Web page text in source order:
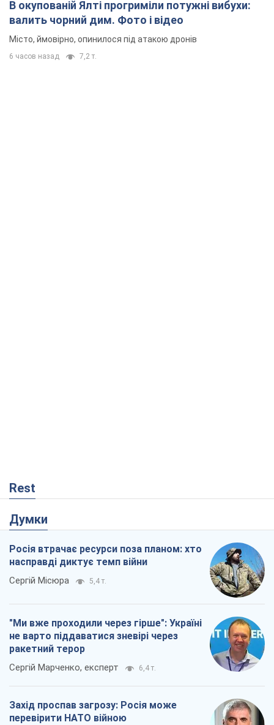
В окупованій Ялті прогриміли потужні вибухи:
валить чорний дим. Фото і відео
Місто, ймовірно, опинилося під атакою дронів
6 часов назад 7,2 т.
Rest
Думки
Росія втрачає ресурси поза планом: хто
насправді диктує темп війни
Сергій Місюра 5,4 т.
"Ми вже проходили через гірше": Україні
не варто піддаватися зневірі через
ракетний терор
Сергій Марченко, експерт 6,4 т.
Захід проспав загрозу: Росія може
перевірити НАТО війною